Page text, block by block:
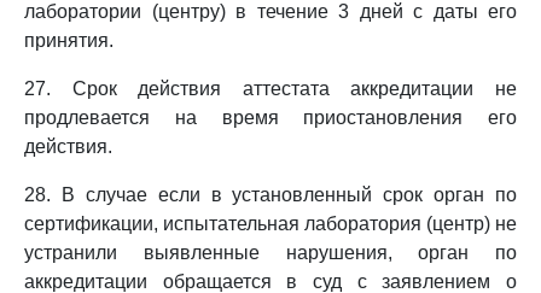
лаборатории (центру) в течение 3 дней с даты его
принятия.
27. Срок действия аттестата аккредитации не
продлевается на время приостановления его
действия.
28. В случае если в установленный срок орган по
сертификации, испытательная лаборатория (центр) не
устранили выявленные нарушения, орган по
аккредитации обращается в суд с заявлением о